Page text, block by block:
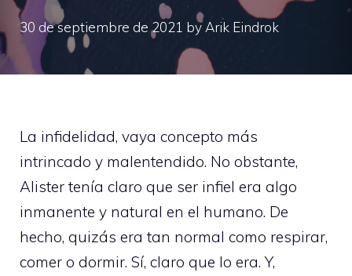
30 de septiembre de 2021 byArik Eindrok
La infidelidad, vaya concepto más
intrincado y malentendido. No obstante,
Alister tenía claro que ser infiel era algo
inmanente y natural en el humano. De
hecho, quizás era tan normal como respirar,
comer o dormir. Sí, claro que lo era. Y,